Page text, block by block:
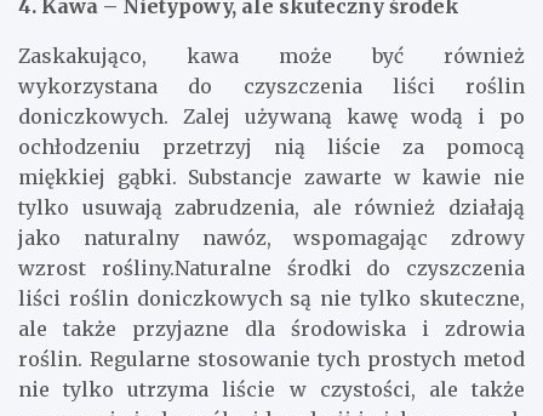
4. Kawa – Nietypowy, ale skuteczny środek
Zaskakująco, kawa może być również
wykorzystana do czyszczenia liści roślin
doniczkowych. Zalej używaną kawę wodą i po
ochłodzeniu przetrzyj nią liście za pomocą
miękkiej gąbki. Substancje zawarte w kawie nie
tylko usuwają zabrudzenia, ale również działają
jako naturalny nawóz, wspomagając zdrowy
wzrost rośliny.Naturalne środki do czyszczenia
liści roślin doniczkowych są nie tylko skuteczne,
ale także przyjazne dla środowiska i zdrowia
roślin. Regularne stosowanie tych prostych metod
nie tylko utrzyma liście w czystości, ale także